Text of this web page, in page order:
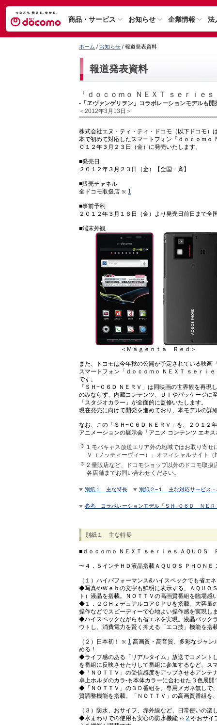
商品・サービス お知らせ 企業情報 法
ホーム / お知らせ / 報道発表資料
報道発表資料
「ｄｏｃｏｍｏ ＮＥＸＴ ｓｅｒｉ
-「ヱヴァンゲリヲン」コラボレーションモデルも開
＜2012年3月13日＞
株式会社エヌ・ティ・ティ・ドコモ（以下ドコモ）
本で初めて対応したスマートフォン「ｄｏｃｏｍ
０１２年３月２３日（金）に発売いたします。
■発売日
２０１２年３月２３日（金）【全国一斉】
■販売チャネル
全ドコモ取扱店
1
■事前予約
２０１２年３月１６日（金）より発売日前日まで
■端末外観
＜Ｍａｇｅｎｔａ Ｒｅｄ＞
また、ドコモは今年秋の公開が予定されている映
スマートフォン「ｄｏｃｏｍｏ ＮＥＸＴ ｓｅｒｉ
です。
「ＳＨ−０６Ｄ ＮＥＲＶ」は同映画の世界観を再
のみならず、内蔵コンテンツ、ＵＩやパッケージに
「スタジオカラー」が全面的に監修いたします。
現在発売に向けて開発を進めており、本モデルの詳
なお、この「ＳＨ−０６Ｄ ＮＥＲＶ」を、２０１２
アニメーションの展示会「アニメ コンテンツ エキ
1 モバキャス放送エリア外の地域ではお取り寄
Ｖ（ノッティーヴィー）」オフィシャルサイト
2 量販店など、ドコモショップ以外のドコモ取
各店舗までお問い合わせください。
別紙１ 主な特長 別紙２−１ 主な対応サービス
参考 コラボレーションモデル「ＳＨ−０６Ｄ ＮＥＲ
別紙１ 主な特長
■ｄｏｃｏｍｏ ＮＥＸＴ ｓｅｒｉｅｓ ＡＱＵＯＳ
〜４．５インチＨＤ液晶搭載ＡＱＵＯＳ ＰＨＯＮ
（１）ハイパフォーマンス&ハイスペックでも省エ
◆写真やＷｅｂの文字も鮮明に表示する、ＡＱＵＯ
ト）液晶を搭載。ＮＯＴＴＶの高画質番組を臨場感
◆１．２ＧＨｚデュアルコアＣＰＵを搭載。大容量
操作などでスピーディーで心地よい操作感を実現し
◆ハイスペックながらも省エネを実現。液晶バック
ウトし、消費電力を賢く抑える「エコ技」機能を搭
（２）日本初！ 1 高画質・高音質、多彩なジャン
める！
◆ライブ感のある「リアルタイム」放送でコメント
を番組に反映させたりして番組に参加するなど、
◆「ＮＯＴＴＶ」の受信感度をアップさせるアンテ
卓上ホルダのカラ-も本体カラーに合わせた３色展
◆「ＮＯＴＴＶ」の３Ｄ番組を、専用メガネ無しで
質調整機能を搭載。「ＮＯＴＴＶ」の高画質番組を
（３）防水、おサイフ、赤外線など、日常使いの楽
◆水まわりでの使用も安心の防水機能
2 やおサイ